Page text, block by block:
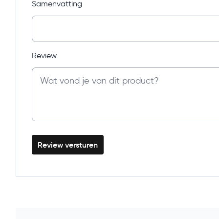
Kies voor dedak- en gevelschroeven verzinkt
mm (100 stuks)
Samenvatting
Review
Review versturen